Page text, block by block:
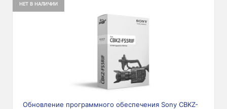
НЕТ В НАЛИЧИИ
Обновление программного обеспечения Sony CBKZ-